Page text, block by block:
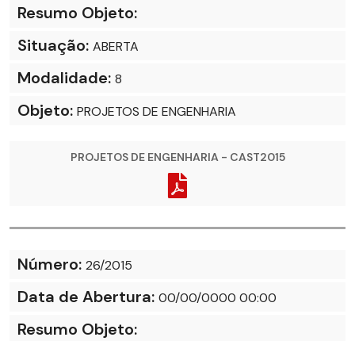
Resumo Objeto:
Situação: ABERTA
Modalidade: 8
Objeto: PROJETOS DE ENGENHARIA
PROJETOS DE ENGENHARIA - CAST2015
Número: 26/2015
Data de Abertura: 00/00/0000 00:00
Resumo Objeto: